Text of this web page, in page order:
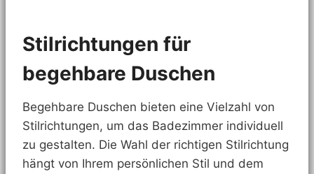
Stilrichtungen für
begehbare Duschen
Begehbare Duschen bieten eine Vielzahl von
Stilrichtungen, um das Badezimmer individuell
zu gestalten. Die Wahl der richtigen Stilrichtung
hängt von Ihrem persönlichen Stil und dem